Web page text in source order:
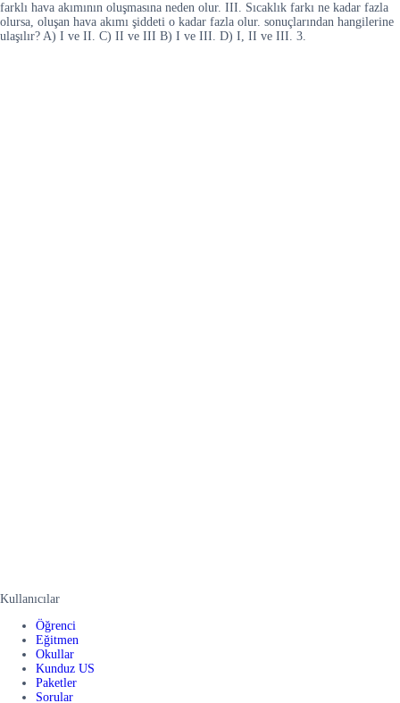
farklı hava akımının oluşmasına neden olur. III. Sıcaklık farkı ne kadar fazla
olursa, oluşan hava akımı şiddeti o kadar fazla olur. sonuçlarından hangilerine
ulaşılır? A) I ve II. C) II ve III B) I ve III. D) I, II ve III. 3.
Kullanıcılar
Öğrenci
Eğitmen
Okullar
Kunduz US
Paketler
Sorular